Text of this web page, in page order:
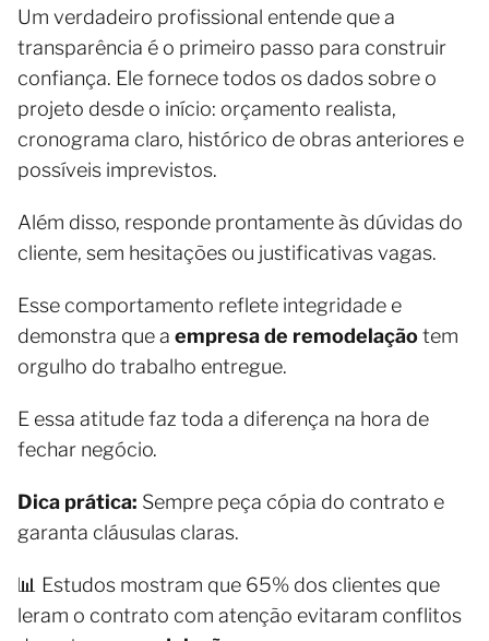
Um verdadeiro profissional entende que a
transparência é o primeiro passo para construir
confiança. Ele fornece todos os dados sobre o
projeto desde o início: orçamento realista,
cronograma claro, histórico de obras anteriores e
possíveis imprevistos.
Além disso, responde prontamente às dúvidas do
cliente, sem hesitações ou justificativas vagas.
Esse comportamento reflete integridade e
demonstra que a empresa de remodelaçãotem
orgulho do trabalho entregue.
E essa atitude faz toda a diferença na hora de
fechar negócio.
Dica prática: Sempre peça cópia do contrato e
garanta cláusulas claras.
📊 Estudos mostram que 65% dos clientes que
leram o contrato com atenção evitaram conflitos